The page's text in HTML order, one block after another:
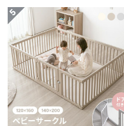
配
送
に
つ
い
て
梱